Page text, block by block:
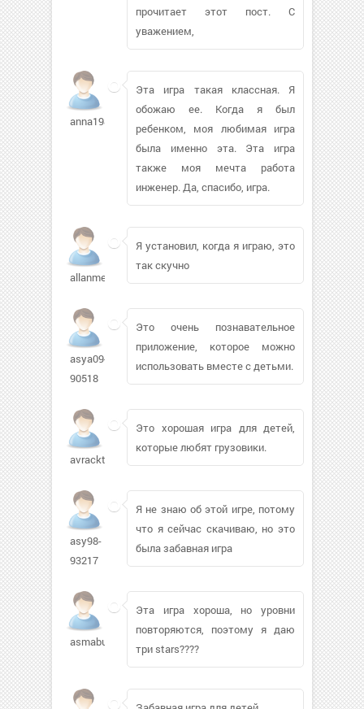
прочитает этот пост. С
уважением,
anna1980448
Эта игра такая классная. Я
обожаю ее. Когда я был
ребенком, моя любимая игра
была именно эта. Эта игра
также моя мечта работа
инженер. Да, спасибо, игра.
allanmeyer838
Я установил, когда я играю, это
так скучно
asya09-
90518
Это очень познавательное
приложение, которое можно
использовать вместе с детьми.
avrackto460
Это хорошая игра для детей,
которые любят грузовики.
asy98-
93217
Я не знаю об этой игре, потому
что я сейчас скачиваю, но это
была забавная игра
asmabu17u2
Эта игра хороша, но уровни
повторяются, поэтому я даю
три stars????